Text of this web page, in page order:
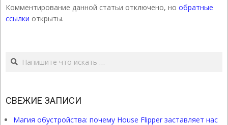
Комментирование данной статьи отключено, но обратные
ссылки открыты.
Поиск
СВЕЖИЕ ЗАПИСИ
Магия обустройства: почему House Flipper заставляет нас